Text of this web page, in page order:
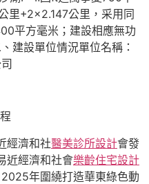
里+2×2.147公里，采用同
平方毫米；建設相應無功
建設單位情況單位名稱：
經濟和社醫美診所設計會發
近經濟和社會樂齡住宅設計
年圍繞打造華東綠色動